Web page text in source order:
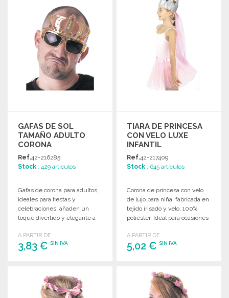
GAFAS DE SOL
TAMAÑO ADULTO
CORONA
Ref.42-216285
Stock : 429 artículos
Gafas de corona para adultos,
ideales para fiestas y
celebraciones, añaden un
toque divertido y elegante a
A PARTIR DE
3,83 € SIN IVA
Solicitar un presupuesto
TIARA DE PRINCESA
CON VELO LUXE
INFANTIL
Ref.42-217409
Stock : 645 artículos
Corona de princesa con velo
de lujo para niña, fabricada en
tejido irisado y velo, 100%
poliéster. Ideal para ocasiones
A PARTIR DE
5,02 €SIN IVA
Solicitar un presupuesto